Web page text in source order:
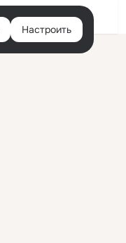
Войти
Настроить